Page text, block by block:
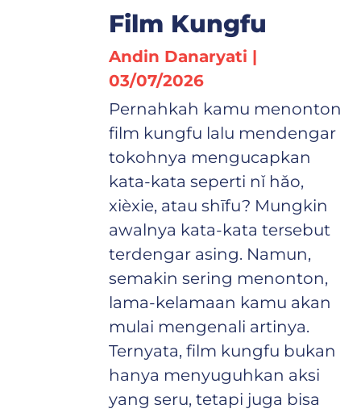
Film Kungfu
Andin Danaryati
03/07/2026
Pernahkah kamu menonton
film kungfu lalu mendengar
tokohnya mengucapkan
kata-kata seperti nǐ hǎo,
xièxie, atau shīfu? Mungkin
awalnya kata-kata tersebut
terdengar asing. Namun,
semakin sering menonton,
lama-kelamaan kamu akan
mulai mengenali artinya.
Ternyata, film kungfu bukan
hanya menyuguhkan aksi
yang seru, tetapi juga bisa